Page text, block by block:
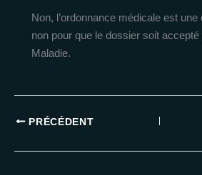
Non, l’ordonnance médicale est
non pour que le dossier soit accepté
Maladie.
PRÉCÉDENT